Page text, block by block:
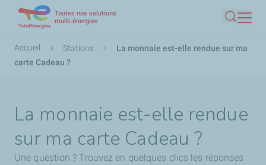
contenu
Toutes nos solutions
multi-énergies
Fil
d'Ariane
Accueil Stations
La monnaie est-elle rendue sur ma
carte Cadeau ?
La monnaie est-elle rendue
sur ma carte Cadeau ?
Une question ? Trouvez en quelques clics les réponses